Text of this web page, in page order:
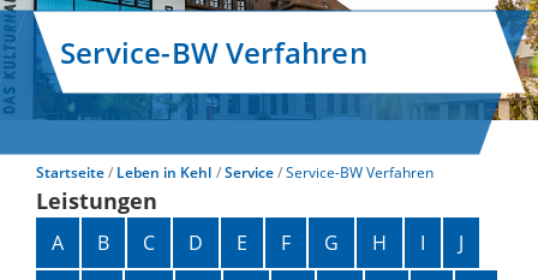
Service-BW Verfahren
Startseite Leben in Kehl Service Service-BW Verfahren
Leistungen
Alphabetisches Register überspringen
A B C D E F G H I
J